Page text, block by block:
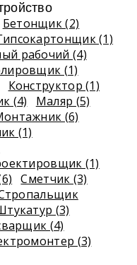
Бетонщик (2)
(1)
рабочий (4)
(1)
Конструктор (1)
(4)
Маляр (5)
(6)
(1)
(1)
Сметчик (3)
(3)
(4)
(3)